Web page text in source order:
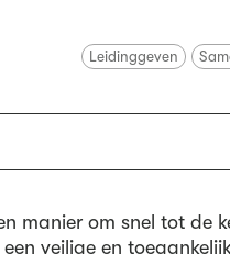
Leidinggeven
manier om snel tot de
veilige en